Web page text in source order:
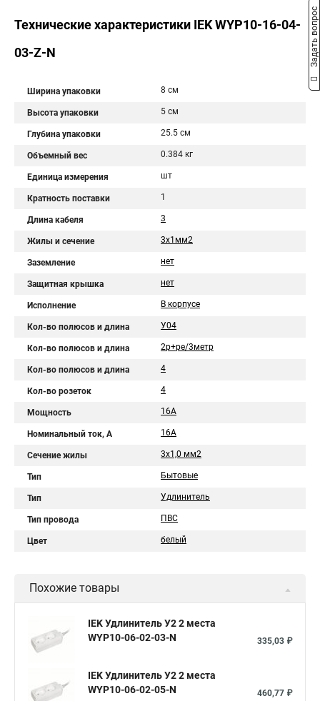
Технические характеристики IEK WYP10-16-04-
03-Z-N
Ширина упаковки 8 см
Высота упаковки 5 см
Глубина упаковки 25.5 см
Объемный вес 0.384 кг
Единица измерения шт
Кратность поставки 1
Длина кабеля 3
Жилы и сечение 3х1мм2
Заземление нет
Защитная крышка нет
Исполнение В корпусе
Кол-во полюсов и длина У04
Кол-во полюсов и длина 2р+pе/3метр
Кол-во полюсов и длина 4
Кол-во розеток 4
Мощность 16А
Номинальный ток, А 16A
Сечение жилы 3х1,0 мм2
Тип Бытовые
Тип Удлинитель
Тип провода ПВС
Цвет белый
Похожие товары
IEK Удлинитель У2 2 места
WYP10-06-02-03-N
335,03 ₽
IEK Удлинитель У2 2 места
WYP10-06-02-05-N
460,77 ₽
Задать вопрос